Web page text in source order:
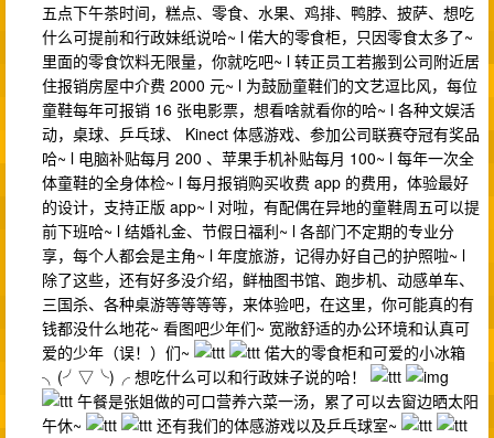
五点下午茶时间，糕点、零食、水果、鸡排、鸭脖、披萨、想吃
什么可提前和行政妹纸说哈~ l 偌大的零食柜，只因零食太多了~
里面的零食饮料无限量，你就吃吧~ l 转正员工若搬到公司附近居
住报销房屋中介费 2000 元~ l 为鼓励童鞋们的文艺逗比风，每位
童鞋每年可报销 16 张电影票，想看啥就看你的哈~ l 各种文娱活
动，桌球、乒乓球、 Kinect 体感游戏、参加公司联赛夺冠有奖品
哈~ l 电脑补贴每月 200 、苹果手机补贴每月 100~ l 每年一次全
体童鞋的全身体检~ l 每月报销购买收费 app 的费用，体验最好
的设计，支持正版 app~ l 对啦，有配偶在异地的童鞋周五可以提
前下班哈~ l 结婚礼金、节假日福利~ l 各部门不定期的专业分
享，每个人都会是主角~ l 年度旅游，记得办好自己的护照啦~ l
除了这些，还有好多没介绍，鲜柚图书馆、跑步机、动感单车、
三国杀、各种桌游等等等等，来体验吧，在这里，你可能真的有
钱都没什么地花~ 看图吧少年们~ 宽敞舒适的办公环境和认真可
爱的少年（误！）们~
偌大的零食柜和可爱的小冰箱
╮(╯▽╰)╭ 想吃什么可以和行政妹子说的哈！
午餐是张姐做的可口营养六菜一汤，累了可以去窗边晒太阳
午休~
还有我们的体感游戏以及乒乓球室~